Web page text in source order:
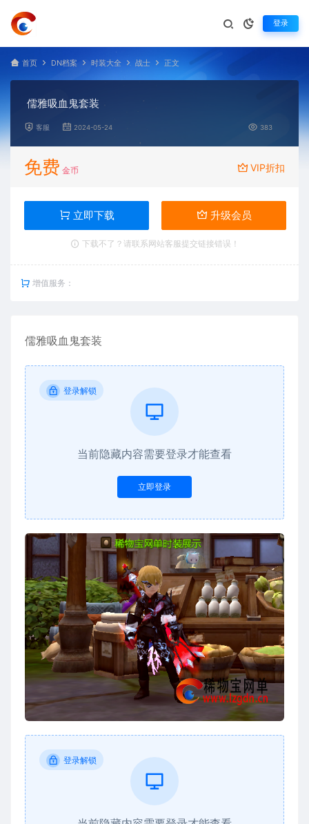
登录
首页 DN档案 时装大全 战士 正文
儒雅吸血鬼套装
客服 2024-05-24 383
免费 金币 VIP折扣
立即下载 升级会员
下载不了？请联系网站客服提交链接错误！
增值服务：
儒雅吸血鬼套装
登录解锁
当前隐藏内容需要登录才能查看
立即登录
登录解锁